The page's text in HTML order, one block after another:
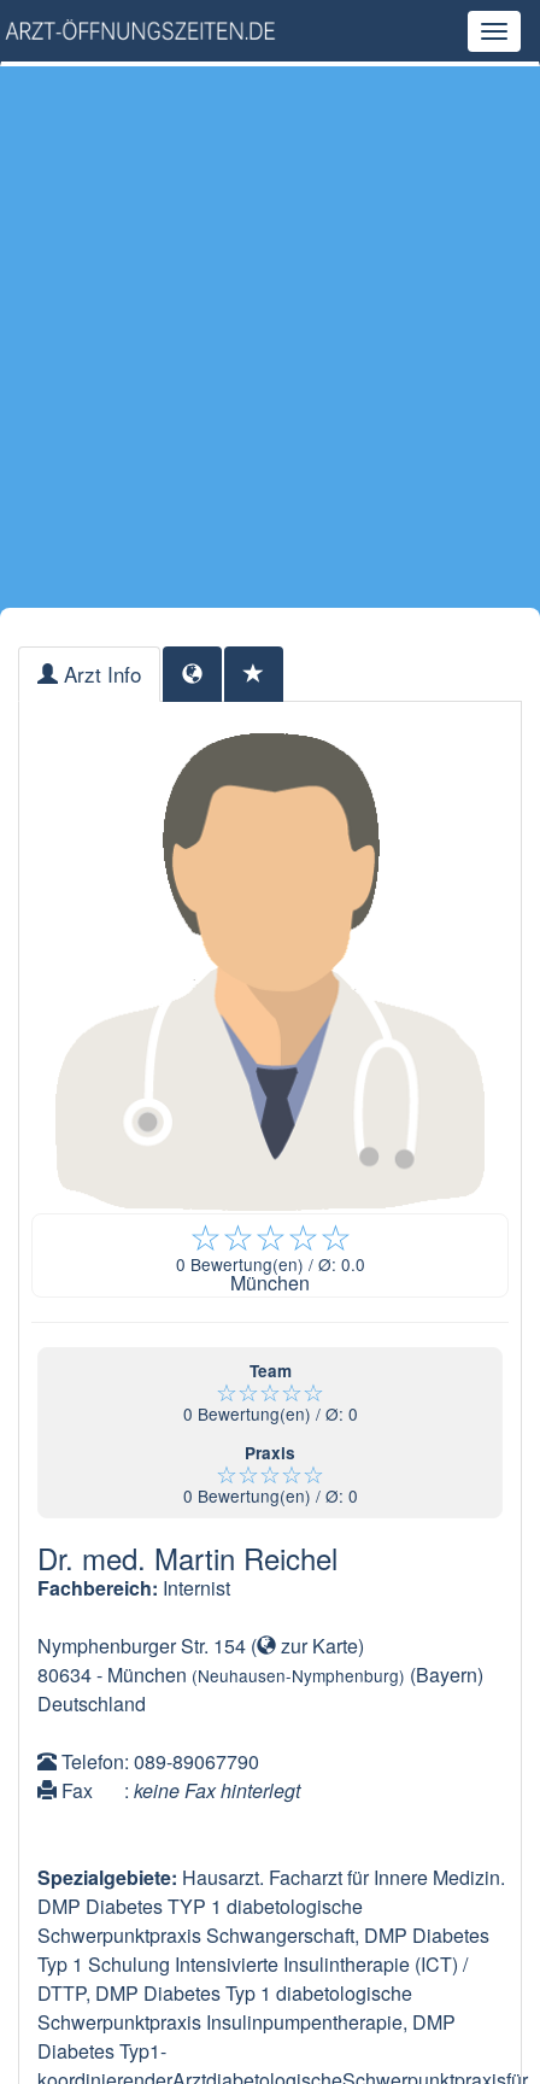
Arzt Info
☆☆☆☆☆
0 Bewertung(en) / Ø: 0.0
München
Team
☆☆☆☆☆
0 Bewertung(en) / Ø: 0
Praxis
☆☆☆☆☆
0 Bewertung(en) / Ø: 0
Dr. med. Martin Reichel
Fachbereich: Internist
Nymphenburger Str. 154 ( zur Karte)
80634- München (Neuhausen-Nymphenburg) (Bayern)
Deutschland
Telefon: 089-89067790
Fax
: keine Fax hinterlegt
Spezialgebiete: Hausarzt. Facharzt für Innere Medizin.
DMP Diabetes TYP 1 diabetologische
Schwerpunktpraxis Schwangerschaft, DMP Diabetes
Typ 1 Schulung Intensivierte Insulintherapie (ICT) /
DTTP, DMP Diabetes Typ 1 diabetologische
Schwerpunktpraxis Insulinpumpentherapie, DMP
Diabetes Typ1-